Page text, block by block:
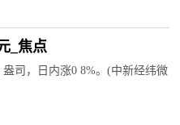
_焦点
司，日内涨0 8%。(中新经纬微